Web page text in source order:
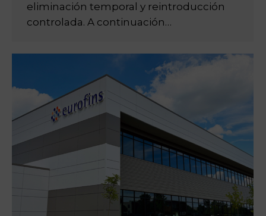
eliminación temporal y reintroducción
controlada. A continuación…